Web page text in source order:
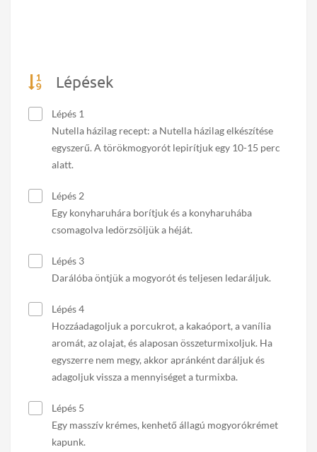
Lépések
Lépés 1
Nutella házilag recept: a Nutella házilag elkészítése
egyszerű. A törökmogyorót lepirítjuk egy 10-15 perc
alatt.
Lépés 2
Egy konyharuhára borítjuk és a konyharuhába
csomagolva ledörzsöljük a héját.
Lépés 3
Darálóba öntjük a mogyorót és teljesen ledaráljuk.
Lépés 4
Hozzáadagoljuk a porcukrot, a kakaóport, a vanília
aromát, az olajat, és alaposan összeturmixoljuk. Ha
egyszerre nem megy, akkor apránként daráljuk és
adagoljuk vissza a mennyiséget a turmixba.
Lépés 5
Egy masszív krémes, kenhető állagú mogyorókrémet
kapunk.